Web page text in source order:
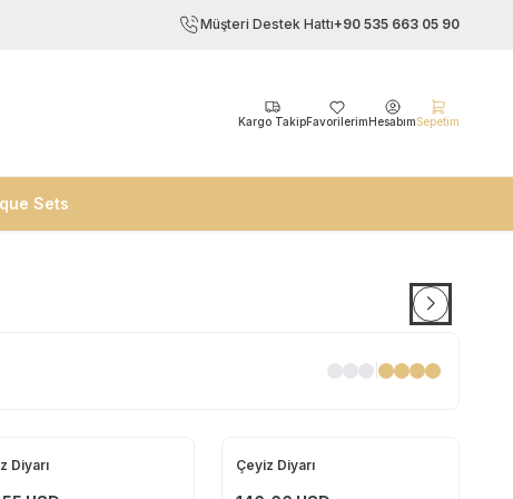
Müşteri Destek Hattı+90 535 663 05 90
Kargo TakipFavorilerim HesabımSepetim
Sets
Diyarı Yeni
Çeyiz Diyarı